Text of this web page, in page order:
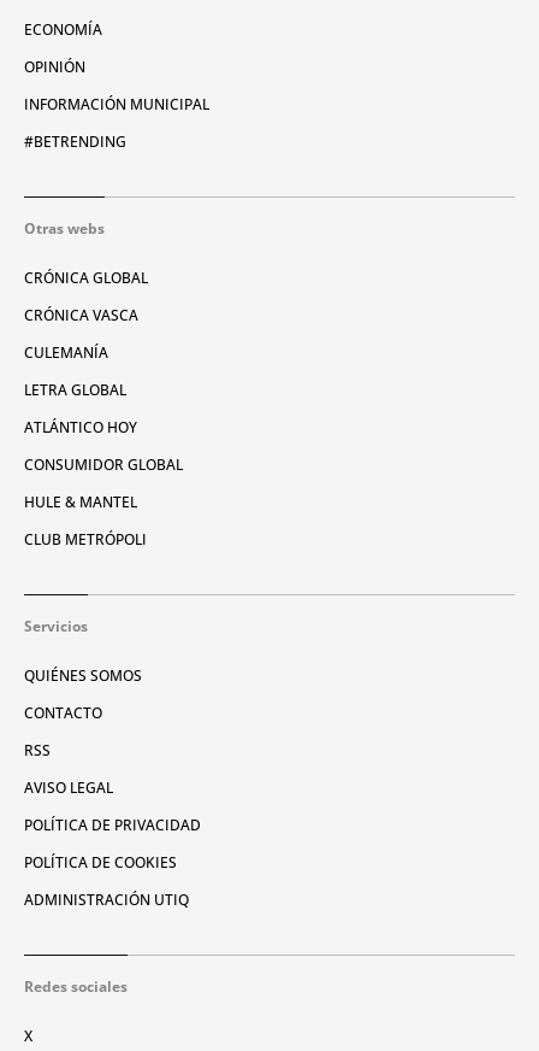
ECONOMÍA
OPINIÓN
INFORMACIÓN MUNICIPAL
#BETRENDING
Otras webs
CRÓNICA GLOBAL
CRÓNICA VASCA
CULEMANÍA
LETRA GLOBAL
ATLÁNTICO HOY
CONSUMIDOR GLOBAL
HULE & MANTEL
CLUB METRÓPOLI
Servicios
QUIÉNES SOMOS
CONTACTO
RSS
AVISO LEGAL
POLÍTICA DE PRIVACIDAD
POLÍTICA DE COOKIES
ADMINISTRACIÓN UTIQ
Redes sociales
X